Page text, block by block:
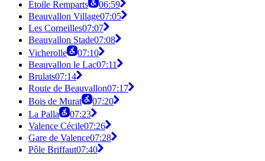
Étoile Remparts
06:59
Beauvallon Village07:05
Les Corneilles07:07
Beauvallon Stade07:08
Vicherolle
07:10
Beauvallon le Lac07:11
Brulats07:14
Route de Beauvallon07:17
Bois de Murat
07:20
La Palla
07:23
Valence Cécile07:26
Gare de Valence07:28
Pôle Briffaut07:40